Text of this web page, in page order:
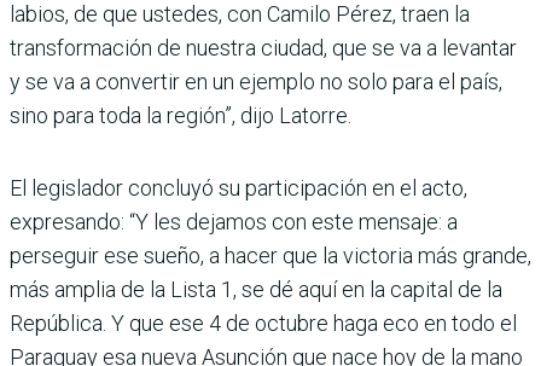
labios, de que ustedes, con Camilo Pérez, traen la
transformación de nuestra ciudad, que se va a levantar
y se va a convertir en un ejemplo no solo para el país,
sino para toda la región”, dijo Latorre.
El legislador concluyó su participación en el acto,
expresando: “Y les dejamos con este mensaje: a
perseguir ese sueño, a hacer que la victoria más grande,
más amplia de la Lista 1, se dé aquí en la capital de la
República. Y que ese 4 de octubre haga eco en todo el
Paraguay esa nueva Asunción que nace hoy de la mano